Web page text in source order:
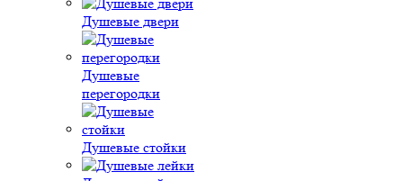
Душевые двери
Душевые
перегородки
Душевые стойки